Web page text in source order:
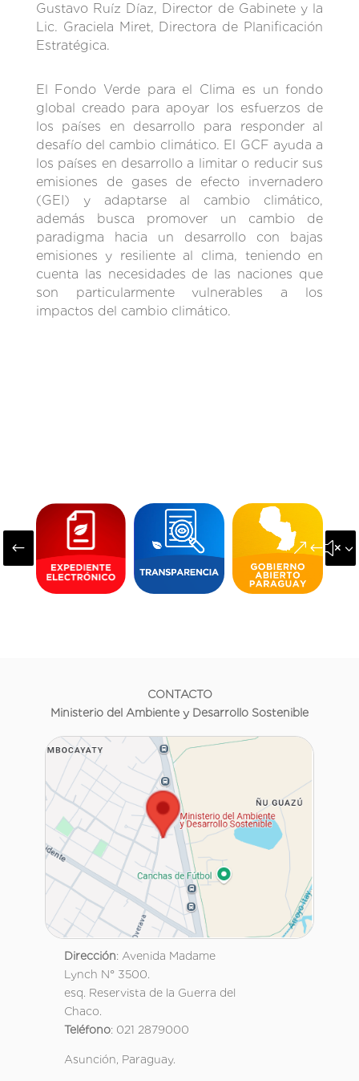
Gustavo Ruíz Díaz, Director de Gabinete y la
Lic. Graciela Miret, Directora de Planificación
Estratégica.
El Fondo Verde para el Clima es un fondo
global creado para apoyar los esfuerzos de
los países en desarrollo para responder al
desafío del cambio climático. El GCF ayuda a
los países en desarrollo a limitar o reducir sus
emisiones de gases de efecto invernadero
(GEI) y adaptarse al cambio climático,
además busca promover un cambio de
paradigma hacia un desarrollo con bajas
emisiones y resiliente al clima, teniendo en
cuenta las necesidades de las naciones que
son particularmente vulnerables a los
impactos del cambio climático.
#
CONTACTO
Ministerio del Ambiente y Desarrollo Sostenible
Dirección: Avenida Madame
Lynch N° 3500.
esq. Reservista de la Guerra del
Chaco.
Teléfono: 021 2879000
Asunción, Paraguay.